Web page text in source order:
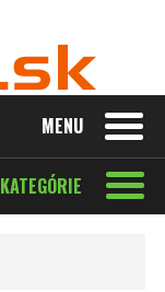
MENU
KATEGÓRIE